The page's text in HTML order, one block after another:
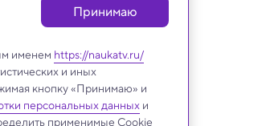
Принимаю
именем https://naukatv.ru/
и иных
кнопку «Принимаю» и
персональных данных и
применимые Cookie